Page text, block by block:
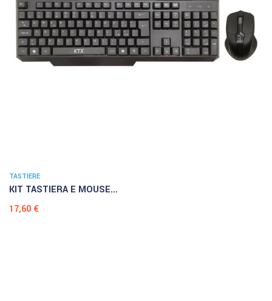
TASTIERE
KIT TASTIERA E MOUSE...
Prezzo
17,60 €